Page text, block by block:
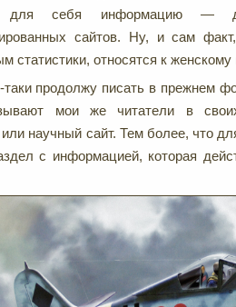
для себя информацию —
сайтов. Ну, и сам
статистики, относятся к
таки продолжу писать в прежнем
мои же читатели в
научный сайт. Тем более, что
с информацией, которая